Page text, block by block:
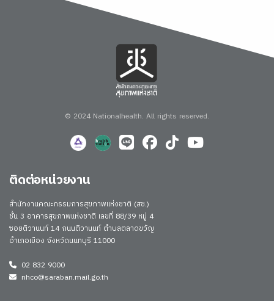
© 2024 Nationalhealth. All rights reserved.
ติดต่อหน่วยงาน
สำนักงานคณะกรรมการสุขภาพแห่งชาติ (สช.)
ชั้น 3 อาคารสุขภาพแห่งชาติ เลขที่ 88/39 หมู่ 4
ซอยติวานนท์ 14 ถนนติวานนท์ ตำบลตลาดขวัญ
อำเภอเมือง จังหวัดนนทบุรี 11000
02 832 9000
nhco@saraban.mail.go.th